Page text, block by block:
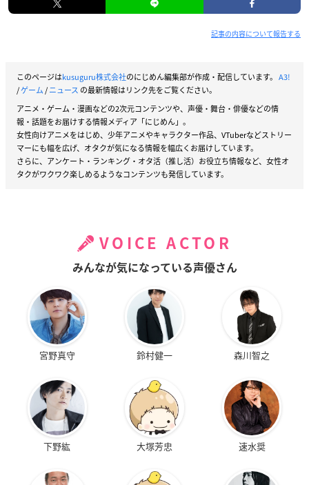
記事の内容について報告する
このページはkusuguru株式会社のにじめん編集部が作成・配信しています。 A3!
/ゲーム/ニュース の最新情報はリンク先をご覧ください。
アニメ・ゲーム・漫画などの2次元コンテンツや、声優・舞台・俳優などの情
報・話題をお届けする情報メディア「にじめん」。
女性向けアニメをはじめ、少年アニメやキャラクター作品、VTuberなどストリー
マーにも幅を広げ、オタクが気になる情報を幅広くお届けしています。
さらに、アンケート・ランキング・オタ活（推し活）お役立ち情報など、女性オ
タクがワクワク楽しめるようなコンテンツも発信しています。
VOICE ACTOR
みんなが気になっている声優さん
宮野真守 鈴村健一 森川智之
下野紘 大塚芳忠 速水奨